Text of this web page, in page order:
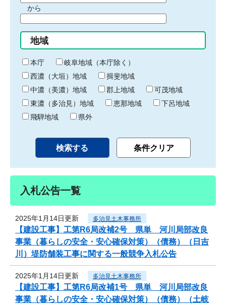
間
始
り
から
間
終
わ
り
地域
本庁
岐阜地域（本庁除く）
西濃（大垣）地域
揖斐地域
中濃（美濃）地域
郡上地域
可茂地域
東濃（多治見）地域
恵那地域
下呂地域
飛騨地域
県外
入札公告一覧
2025年1月14日更新 多治見土木事務所
【建設工事】工第R6局改補2号 県単 河川局部改良
事業（暮らしの安全・安心確保対策）（債務）（日吉
川）堤防舗装工事に関する一般競争入札公告
2025年1月14日更新 多治見土木事務所
【建設工事】工第R6局改補1号 県単 河川局部改良
事業（暮らしの安全・安心確保対策）（債務）（土岐